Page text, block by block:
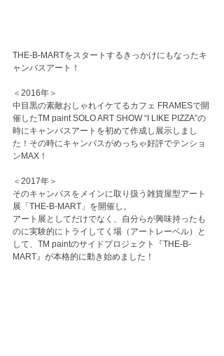
THE-B-MARTをスタートするきっかけにもなったキ
ャンバスアート！
＜2016年＞
中目黒の素敵おしゃれイケてるカフェ FRAMESで開
催したTM paint SOLO ART SHOW “I LIKE PIZZA”の
時にキャンバスアートを初めて作成し展示しまし
た！その時にキャンバスがめっちゃ好評でテンショ
ンMAX！
＜2017年＞
そのキャンバスをメインに取り扱う雑貨屋型アート
展「THE-B-MART」を開催し。
アート展としてだけでなく、自分らが興味持ったも
のに実験的にトライしてく場（アートレーベル）と
して、TM paintのサイドプロジェクト『THE-B-
MART』が本格的に動き始めました！